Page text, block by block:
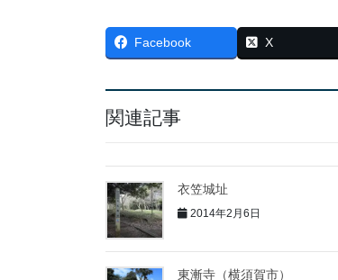
Facebook X
関連記事
衣笠城址
2014年2月6日
東漸寺（横須賀市）